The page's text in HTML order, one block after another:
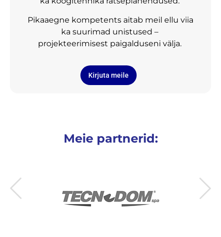
Pikaaegne kompetents aitab meil ellu viia
ka suurimad unistused –
projekteerimisest paigalduseni välja.
Kirjuta meile
Meie partnerid: